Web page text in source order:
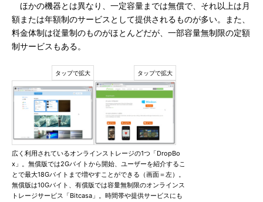
ほかの機器とは異なり、一定容量までは無償で、それ以上は月
額または年額制のサービスとして提供されるものが多い。また、
料金体制は従量制のものがほとんどだが、一部容量無制限の定額
制サービスもある。
広く利用されているオンラインストレージの1つ「DropBo
x」。無償版では2Gバイトから開始、ユーザーを紹介するこ
とで最大18Gバイトまで増やすことができる（画面＝左）。
無償版は10Gバイト、有償版では容量無制限のオンラインス
トレージサービス「Bitcasa」。時間帯や提供サービスにも